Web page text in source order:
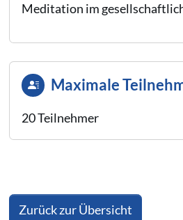
Meditation im
Maximale
20 Teilnehmer
Zurück zur Übersicht